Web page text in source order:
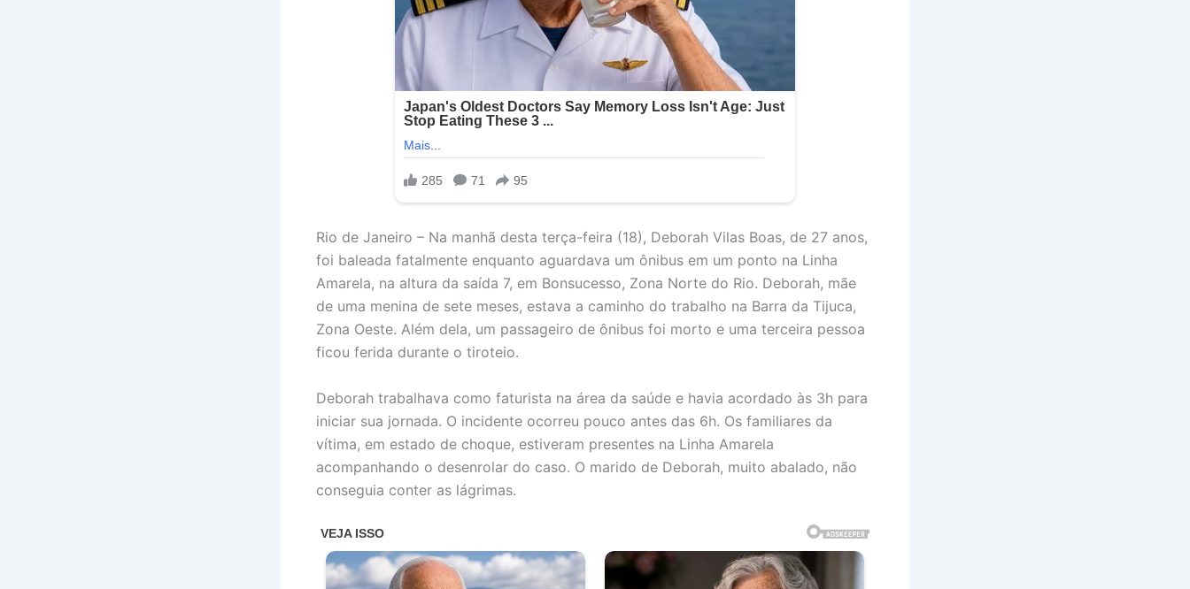
Rio de Janeiro – Na manhã desta terça-feira (18), Deborah Vilas Boas, de 27 anos,
foi baleada fatalmente enquanto aguardava um ônibus em um ponto na Linha
Amarela, na altura da saída 7, em Bonsucesso, Zona Norte do Rio. Deborah, mãe
de uma menina de sete meses, estava a caminho do trabalho na Barra da Tijuca,
Zona Oeste. Além dela, um passageiro de ônibus foi morto e uma terceira pessoa
ficou ferida durante o tiroteio.
Deborah trabalhava como faturista na área da saúde e havia acordado às 3h para
iniciar sua jornada. O incidente ocorreu pouco antes das 6h. Os familiares da
vítima, em estado de choque, estiveram presentes na Linha Amarela
acompanhando o desenrolar do caso. O marido de Deborah, muito abalado, não
conseguia conter as lágrimas.